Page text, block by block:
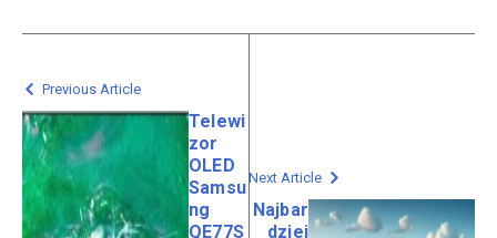
Previous Article
Telewi
zor
OLED
Samsu
ng
QE77S
Next Article
Najbar
dziej